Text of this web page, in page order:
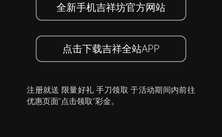
全新手机吉祥坊官方网站
点击下载吉祥全站APP
注册就送 限量好礼 手刀领取 于活动期间内前往
优惠页面”点击领取”彩金。